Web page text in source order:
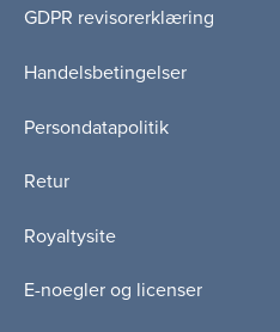
GDPR revisorerklæring
Handelsbetingelser
Persondatapolitik
Retur
Royaltysite
E-noegler og licenser